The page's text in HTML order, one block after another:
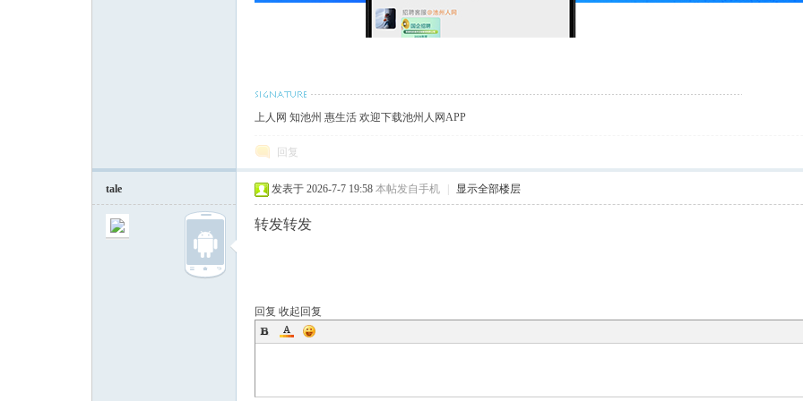
上人网 知池州 惠生活 欢迎下载池州人网APP
回复
tale 发表于 2026-7-7 19:58 本帖发自手机 显示全部楼层
转发转发
回复 收起回复